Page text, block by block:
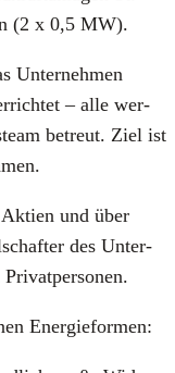
(2 x 0,5 MW).
Unter­neh­men
– alle wer­
betreut. Ziel ist
und über
des Unter­
Ener­gie­for­men: